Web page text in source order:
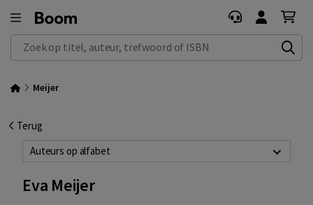
Zoek op titel, auteur, trefwoord of ISBN
Meijer
Terug
Auteurs op alfabet
Eva Meijer